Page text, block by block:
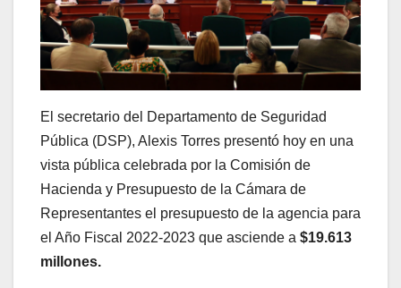
El secretario del Departamento de Seguridad
Pública (DSP), Alexis Torres presentó hoy en una
vista pública celebrada por la Comisión de
Hacienda y Presupuesto de la Cámara de
Representantes el presupuesto de la agencia para
el Año Fiscal 2022-2023 que asciende a $19.613
millones.